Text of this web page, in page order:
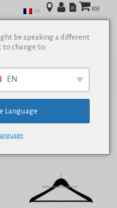
(0)
FR
be speaking a different
to change to:
EN
Language